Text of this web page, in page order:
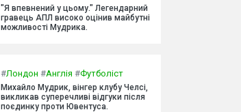
"Я впевнений у цьому." Легендарний
гравець АПЛ високо оцінив майбутні
можливості Мудрика.
#Лондон #Англія #Футболіст
Михайло Мудрик, вінгер клубу Челсі,
викликав суперечливі відгуки після
поєдинку проти Ювентуса.